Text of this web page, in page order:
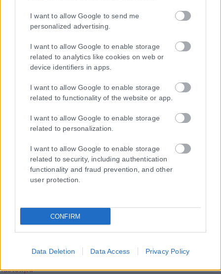
I want to allow Google to send me
personalized advertising.
I want to allow Google to enable storage
related to analytics like cookies on web or
device identifiers in apps.
I want to allow Google to enable storage
related to functionality of the website or app.
I want to allow Google to enable storage
related to personalization.
I want to allow Google to enable storage
related to security, including authentication
functionality and fraud prevention, and other
user protection.
CONFIRM
Data Deletion Data Access Privacy Policy
πρωτοσέλιδα
Εγγραφή στο Newsletter
Ταυτότητα